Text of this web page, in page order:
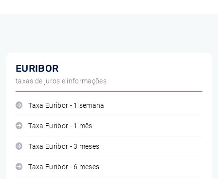
EURIBOR
taxas de juros e informações
Taxa Euribor - 1 semana
Taxa Euribor - 1 mês
Taxa Euribor - 3 meses
Taxa Euribor - 6 meses